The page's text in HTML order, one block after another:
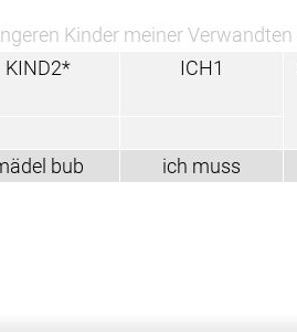
Kinder meiner Verwandten
KIND2* ICH1
bub ich muss